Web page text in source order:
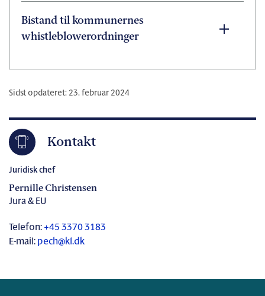
Bistand til kommunernes
whistleblowerordninger
Sidst opdateret: 23. februar 2024
Kontakt
Juridisk chef
Pernille Christensen
Jura & EU
Telefon: +45 3370 3183
E-mail: pech@kl.dk